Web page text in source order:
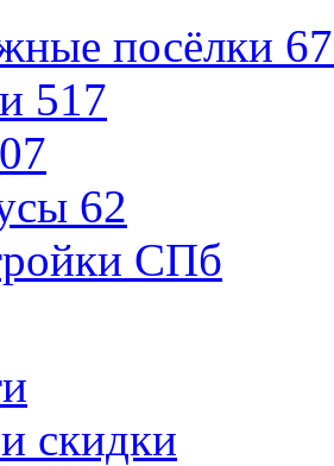
посёлки
517
62
СПб
скидки